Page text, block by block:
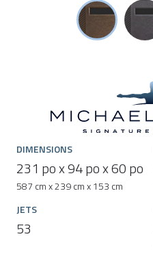
DIMENSIONS
231 po x 94 po x 60 po
587 cm x 239 cm x 153 cm
JETS
53